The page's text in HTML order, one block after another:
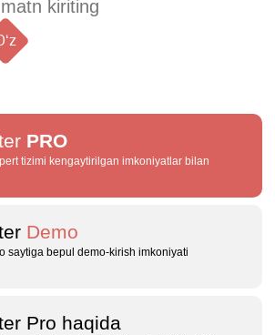
PRO
tizimi kengaytirilgan imkoniyatlar bilan
Demo
saytiga bepul demo‑kirish imkoniyati
Pro haqida